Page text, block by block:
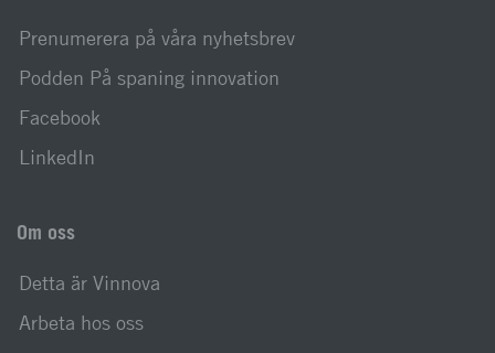
Prenumerera på våra nyhetsbrev
Podden På spaning innovation
Facebook
LinkedIn
Om oss
Detta är Vinnova
Arbeta hos oss